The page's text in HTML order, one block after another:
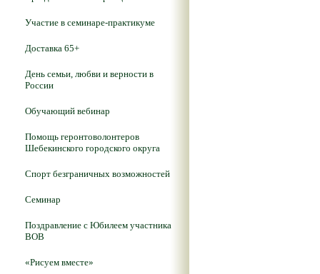
Участие в семинаре-практикуме
Доставка 65+
День семьи, любви и верности в
России
Обучающий вебинар
Помощь геронтоволонтеров
Шебекинского городского округа
Спорт безграничных возможностей
Семинар
Поздравление с Юбилеем участника
ВОВ
«Рисуем вместе»